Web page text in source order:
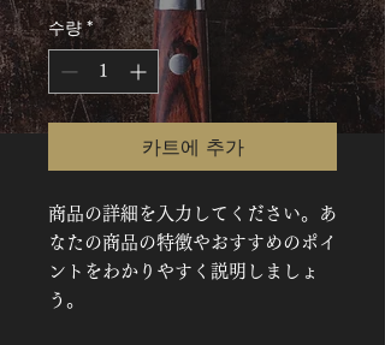
수량 *
카트에 추가
商品の詳細を入力してください。あ
なたの商品の特徴やおすすめのポイ
ントをわかりやすく説明しましょ
う。